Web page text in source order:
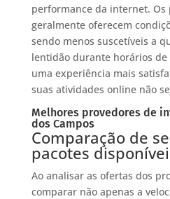
performance da internet. Os
geralmente oferecem
sendo menos suscetíveis a
lentidão durante horários de
uma experiência mais
suas atividades online não
Melhores provedores de
dos Campos
Comparação de
pacotes
Ao analisar as ofertas dos
comparar não apenas a